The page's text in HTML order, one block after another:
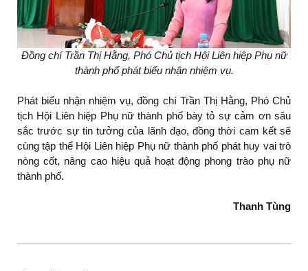
Đồng chí Trần Thị Hằng, Phó Chủ tịch Hội Liên hiệp Phụ nữ
thành phố phát biểu nhận nhiệm vụ.
Phát biểu nhận nhiệm vụ, đồng chí Trần Thị Hằng, Phó Chủ
tịch Hội Liên hiệp Phụ nữ thành phố bày tỏ sự cảm ơn sâu
sắc trước sự tin tưởng của lãnh đạo, đồng thời cam kết sẽ
cùng tập thể Hội Liên hiệp Phụ nữ thành phố phát huy vai trò
nòng cốt, nâng cao hiệu quả hoạt động phong trào phụ nữ
thành phố.
Thanh Tùng